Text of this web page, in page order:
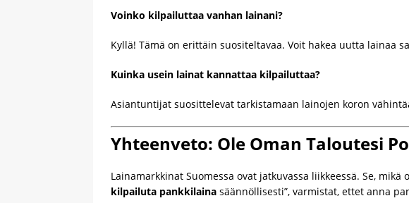
Voinko kilpailuttaa vanhan lainani?
Kyllä! Tämä on erittäin suositeltavaa. Voit hakea uutta lainaa
Kuinka usein lainat kannattaa kilpailuttaa?
Asiantuntijat suosittelevat tarkistamaan lainojen koron
Yhteenveto: Ole Oman Taloutesi
Lainamarkkinat Suomessa ovat jatkuvassa liikkeessä. Se,
kilpailuta pankkilaina säännöllisesti”, varmistat, ettet anna